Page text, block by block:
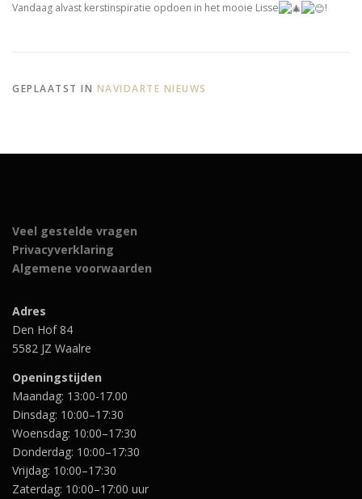
Vandaag alvast kerstinspiratie opdoen in het mooie Lisse !
GEPLAATST IN NAVIDARTE NIEUWS
Veel gestelde vragen
Privacyverklaring
Algemene voorwaarden
Adres
Den Hof 84
5582 JZ Waalre
Openingstijden
Maandag: 13:00-17.00
Dinsdag: 10:00–17:30
Woensdag: 10:00–17:30
Donderdag: 10:00–17:30
Vrijdag: 10:00–17:30
Zaterdag: 10:00–17:00 uur